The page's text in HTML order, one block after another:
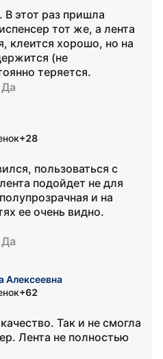
В этот раз пришла
тот же, а лента
клеится хорошо, но на
(не
теряется.
Да
+28
пользоваться с
подойдет не для
и на
ее очень видно.
Да
Алексеевна
+62
Так и не смогла
Лента не полностью